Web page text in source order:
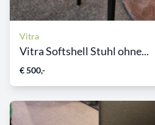
Vitra
Vitra Softshell Stuhl ohne...
€ 500,-